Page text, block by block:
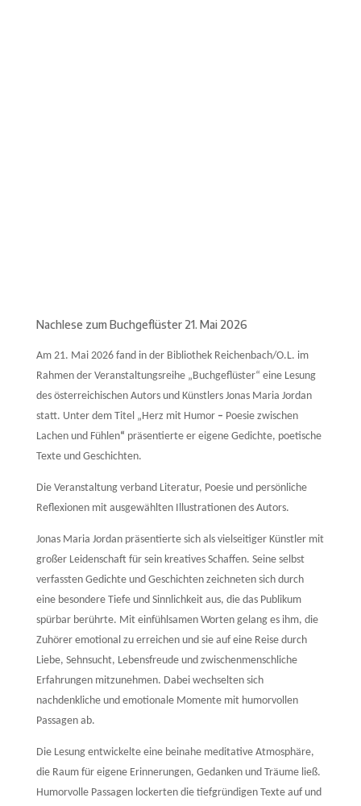
Nachlese zum Buchgeflüster 21. Mai 2026
Am 21. Mai 2026 fand in der Bibliothek Reichenbach/O.L. im
Rahmen der Veranstaltungsreihe „Buchgeflüster“ eine Lesung
des österreichischen Autors und Künstlers Jonas Maria Jordan
statt. Unter dem Titel „Herz mit Humor – Poesie zwischen
Lachen und Fühlen“ präsentierte er eigene Gedichte, poetische
Texte und Geschichten.
Die Veranstaltung verband Literatur, Poesie und persönliche
Reflexionen mit ausgewählten Illustrationen des Autors.
Jonas Maria Jordan präsentierte sich als vielseitiger Künstler mit
großer Leidenschaft für sein kreatives Schaffen. Seine selbst
verfassten Gedichte und Geschichten zeichneten sich durch
eine besondere Tiefe und Sinnlichkeit aus, die das Publikum
spürbar berührte. Mit einfühlsamen Worten gelang es ihm, die
Zuhörer emotional zu erreichen und sie auf eine Reise durch
Liebe, Sehnsucht, Lebensfreude und zwischenmenschliche
Erfahrungen mitzunehmen. Dabei wechselten sich
nachdenkliche und emotionale Momente mit humorvollen
Passagen ab.
Die Lesung entwickelte eine beinahe meditative Atmosphäre,
die Raum für eigene Erinnerungen, Gedanken und Träume ließ.
Humorvolle Passagen lockerten die tiefgründigen Texte auf und